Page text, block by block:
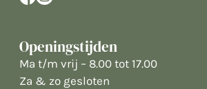
Openingstijden
Ma t/m vrij – 8.00 tot 17.00
Za & zo gesloten